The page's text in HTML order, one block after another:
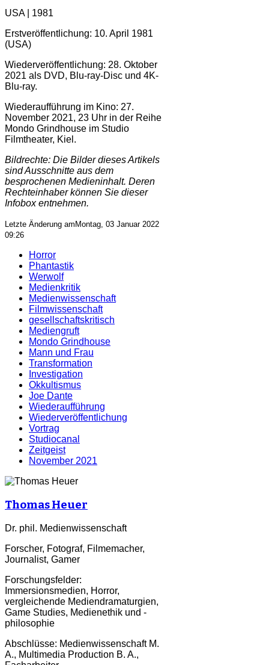
USA | 1981
Erstveröffentlichung: 10. April 1981
(USA)
Wiederveröffentlichung: 28. Oktober
2021 als DVD, Blu-ray-Disc und 4K-
Blu-ray.
Wiederaufführung im Kino: 27.
November 2021, 23 Uhr in der Reihe
Mondo Grindhouse im Studio
Filmtheater, Kiel.
Bildrechte: Die Bilder dieses Artikels
sind Ausschnitte aus dem
besprochenen Medieninhalt. Deren
Rechteinhaber können Sie dieser
Infobox entnehmen.
Letzte Änderung amMontag, 03 Januar 2022
09:26
Horror
Phantastik
Werwolf
Medienkritik
Medienwissenschaft
Filmwissenschaft
gesellschaftskritisch
Mediengruft
Mondo Grindhouse
Mann und Frau
Transformation
Investigation
Okkultismus
Joe Dante
Wiederaufführung
Wiederveröffentlichung
Vortrag
Studiocanal
Zeitgeist
November 2021
Thomas Heuer
Dr. phil. Medienwissenschaft
Forscher, Fotograf, Filmemacher,
Journalist, Gamer
Forschungsfelder:
Immersionsmedien, Horror,
vergleichende Mediendramaturgien,
Game Studies, Medienethik und -
philosophie
Abschlüsse: Medienwissenschaft M.
A., Multimedia Production B. A.,